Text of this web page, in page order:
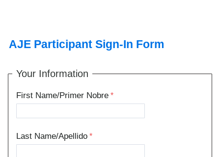
AJE Participant Sign-In Form
Your Information
First Name/Primer Nobre
Last Name/Apellido